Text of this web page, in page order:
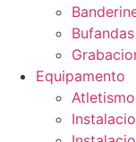
Bufandas
Equipamento
Atletismo